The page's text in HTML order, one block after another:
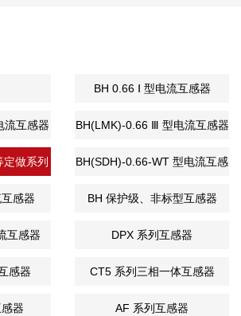
BH 0.66 Ⅰ 型电流互感器
流互感器 BH(LMK)-0.66 Ⅲ 型电流互感器
做系列 BH(SDH)-0.66-WT 型电流互感
器
感器 BH 保护级、非标型互感器
互感器 DPX 系列互感器
感器 CT5 系列三相一体互感器
器 AF 系列互感器